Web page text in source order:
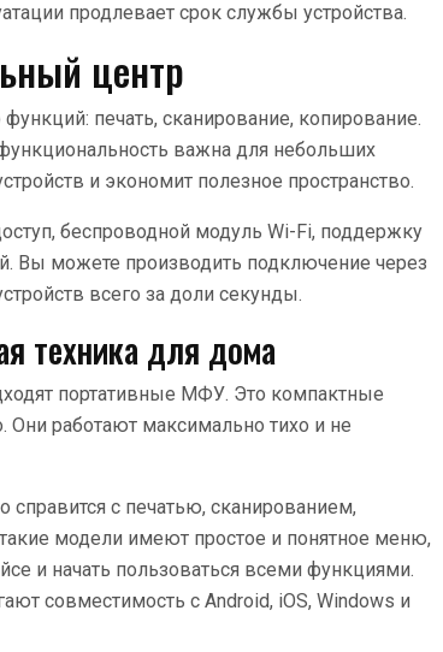
продлевает срок службы устройства.
центр
печать, сканирование, копирование.
важна для небольших
и экономит полезное пространство.
беспроводной модуль Wi-Fi, поддержку
Вы можете производить подключение через
всего за доли секунды.
техника для дома
портативные МФУ. Это компактные
работают максимально тихо и не
справится с печатью, сканированием,
модели имеют простое и понятное меню,
и начать пользоваться всеми функциями.
совместимость с Android, iOS, Windows и